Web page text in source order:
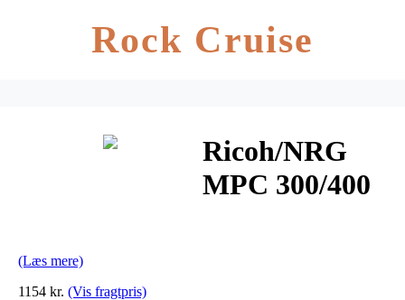
Rock Cruise
Ricoh/NRG
MPC 300/400
(Læs mere)
1154 kr. (Vis fragtpris)